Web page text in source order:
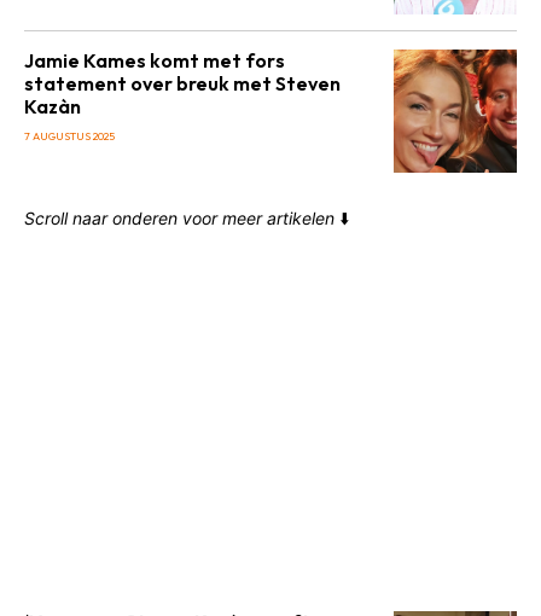
Jamie Kames komt met fors
statement over breuk met Steven
Kazàn
7 AUGUSTUS 2025
Scroll naar onderen voor meer artikelen ⬇️